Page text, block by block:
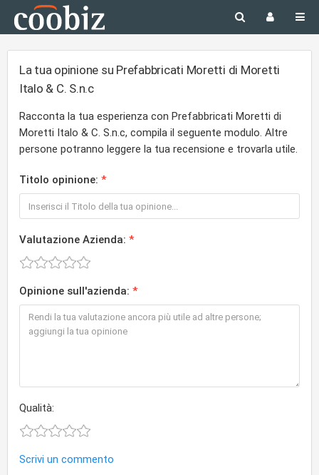
La tua opinione su Prefabbricati Moretti di Moretti
Italo & C. S.n.c
Racconta la tua esperienza con Prefabbricati Moretti di
Moretti Italo & C. S.n.c, compila il seguente modulo. Altre
persone potranno leggere la tua recensione e trovarla utile.
Titolo opinione:
Valutazione Azienda:
Opinione sull'azienda:
Qualità:
Scrivi un commento